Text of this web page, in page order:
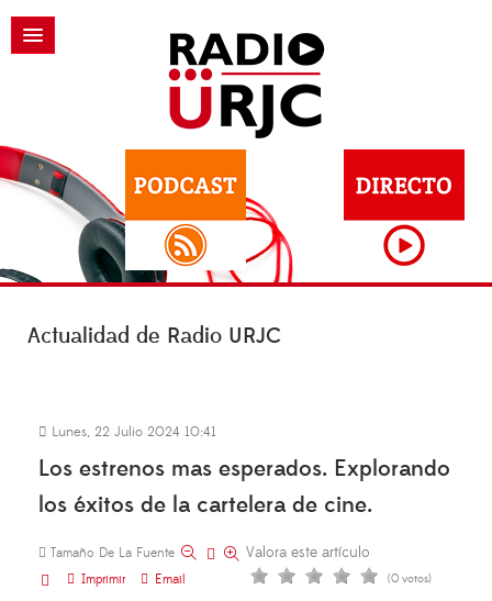
Actualidad de Radio URJC
Lunes, 22 Julio 2024 10:41
Los estrenos mas esperados. Explorando
los éxitos de la cartelera de cine.
Tamaño De La Fuente
Imprimir
Email
Valora este artículo
(0 votos)